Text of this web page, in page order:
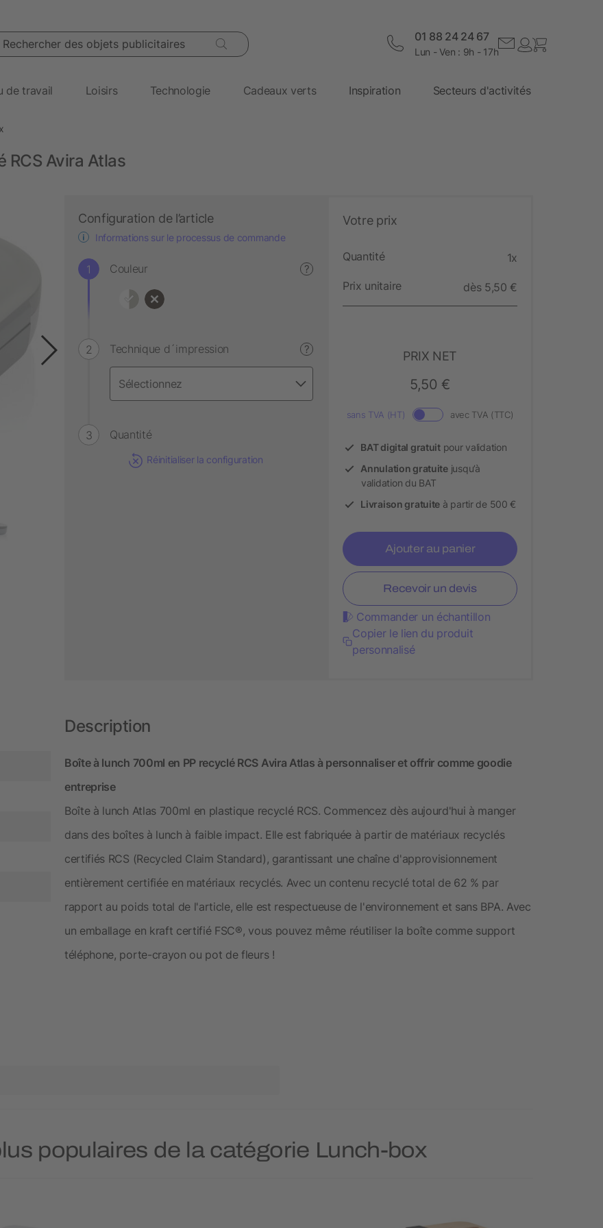
des objets publicitaires 01 88 24 24 67
Lun - Ven : 9h - 17h
de travail Loisirs Technologie Cadeaux verts Inspiration Secteurs d'activités
RCS Avira Atlas
Configuration de l’article
Informations sur le processus de commande
Couleur ?
Technique d´impression ?
Quantité
Réinitialiser la configuration
Votre prix
Quantité 1x
Prix unitaire dès 5,50 €
PRIX NET
5,50 €
sans TVA (HT) avec TVA (TTC)
BAT digital gratuitpour validation
Annulation gratuitejusqu’à
validation du BAT
Livraison gratuite à partir de 500 €
Ajouter au panier
Recevoir un devis
Commander un échantillon
Copier le lien du produit
personnalisé
Description
Boîte à lunch 700ml en PP recyclé RCS Avira Atlas à personnaliser et offrir comme goodie
entreprise
Boîte à lunch Atlas 700ml en plastique recyclé RCS. Commencez dès aujourd'hui à manger
dans des boîtes à lunch à faible impact. Elle est fabriquée à partir de matériaux recyclés
certifiés RCS (Recycled Claim Standard), garantissant une chaîne d'approvisionnement
entièrement certifiée en matériaux recyclés. Avec un contenu recyclé total de 62 % par
rapport au poids total de l'article, elle est respectueuse de l'environnement et sans BPA. Avec
un emballage en kraft certifié FSC®, vous pouvez même réutiliser la boîte comme support
téléphone, porte-crayon ou pot de fleurs !
populaires de la catégorie Lunch-box